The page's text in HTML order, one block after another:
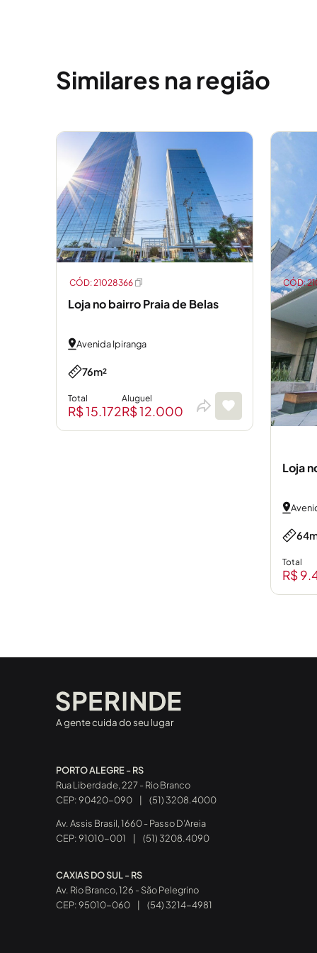
federal, escolas, universidades, Casa da Ospa,
Shopping Praia de Belas com torres comerciais
morar, trabalhar e estabelecer negócios na
Similares na região
Loja no bairro Praia de Belas
Avenida Ipiranga
76m²
Total
R$ 15.172
Aluguel
R$ 12.000
CÓD: 21028366
Loja
Total
R$
CÓD:
A gente cuida do seu lugar
PORTO ALEGRE - RS
Rua Liberdade, 227 - Rio Branco
CEP: 90420-090
| (51) 3208.4000
Av. Assis Brasil, 1660 - Passo D’Areia
CEP: 91010-001
(51) 3208.4090
CAXIAS DO SUL - RS
Av. Rio Branco, 126 - São Pelegrino
CEP: 95010-060
(54) 3214-4981